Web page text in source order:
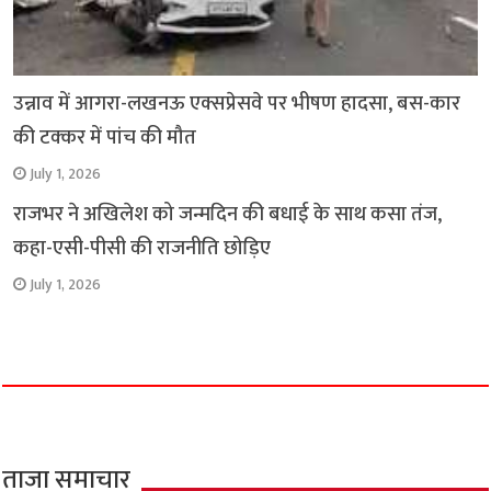
उन्नाव में आगरा-लखनऊ एक्सप्रेसवे पर भीषण हादसा, बस-कार
की टक्कर में पांच की मौत
July 1, 2026
राजभर ने अखिलेश को जन्मदिन की बधाई के साथ कसा तंज,
कहा-एसी-पीसी की राजनीति छोड़िए
July 1, 2026
ताजा समाचार